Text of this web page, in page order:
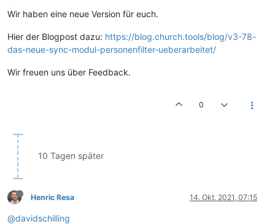
Wir haben eine neue Version für euch.
Hier der Blogpost dazu: https://blog.church.tools/blog/v3-78-
das-neue-sync-modul-personenfilter-ueberarbeitet/
Wir freuen uns über Feedback.
0
10 Tagen später
Henric Resa 14. Okt. 2021, 07:15
@davidschilling